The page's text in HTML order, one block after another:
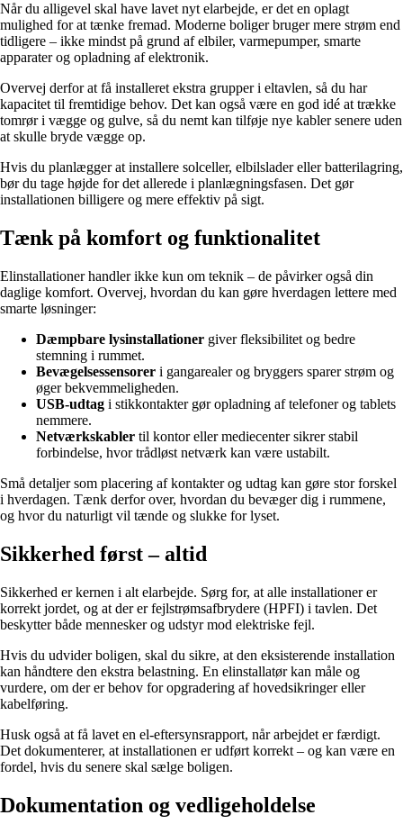
Når du alligevel skal have lavet nyt elarbejde, er det en oplagt
mulighed for at tænke fremad. Moderne boliger bruger mere strøm end
tidligere – ikke mindst på grund af elbiler, varmepumper, smarte
apparater og opladning af elektronik.
Overvej derfor at få installeret ekstra grupper i eltavlen, så du har
kapacitet til fremtidige behov. Det kan også være en god idé at trække
tomrør i vægge og gulve, så du nemt kan tilføje nye kabler senere uden
at skulle bryde vægge op.
Hvis du planlægger at installere solceller, elbilslader eller batterilagring,
bør du tage højde for det allerede i planlægningsfasen. Det gør
installationen billigere og mere effektiv på sigt.
Tænk på komfort og funktionalitet
Elinstallationer handler ikke kun om teknik – de påvirker også din
daglige komfort. Overvej, hvordan du kan gøre hverdagen lettere med
smarte løsninger:
Dæmpbare lysinstallationer giver fleksibilitet og bedre
stemning i rummet.
Bevægelsessensorer i gangarealer og bryggers sparer strøm og
øger bekvemmeligheden.
USB-udtag i stikkontakter gør opladning af telefoner og tablets
nemmere.
Netværkskabler til kontor eller mediecenter sikrer stabil
forbindelse, hvor trådløst netværk kan være ustabilt.
Små detaljer som placering af kontakter og udtag kan gøre stor forskel
i hverdagen. Tænk derfor over, hvordan du bevæger dig i rummene,
og hvor du naturligt vil tænde og slukke for lyset.
Sikkerhed først – altid
Sikkerhed er kernen i alt elarbejde. Sørg for, at alle installationer er
korrekt jordet, og at der er fejlstrømsafbrydere (HPFI) i tavlen. Det
beskytter både mennesker og udstyr mod elektriske fejl.
Hvis du udvider boligen, skal du sikre, at den eksisterende installation
kan håndtere den ekstra belastning. En elinstallatør kan måle og
vurdere, om der er behov for opgradering af hovedsikringer eller
kabelføring.
Husk også at få lavet en el-eftersynsrapport, når arbejdet er færdigt.
Det dokumenterer, at installationen er udført korrekt – og kan være en
fordel, hvis du senere skal sælge boligen.
Dokumentation og vedligeholdelse